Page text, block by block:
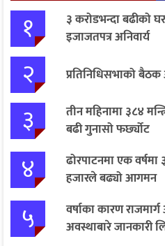
१
३ करोडभन्दा बढीको
इजाजतपत्र अनिवार्य
२ प्रतिनिधिसभाको
३
तीन महिनामा ३८४
बढी गुनासो फर्छ्योट
४
ढोरपाटनमा एक
हजारले बढ्यो आगमन
५
वर्षाका कारण
अवस्थाबारे जानकारी